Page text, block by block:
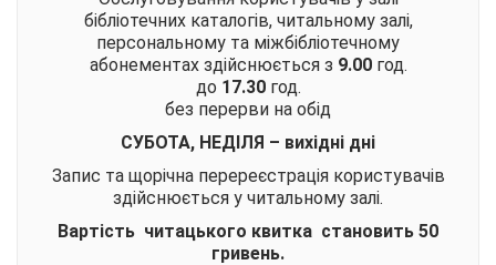
бібліотечних каталогів, читальному залі,
персональному та міжбібліотечному
абонементах здійснюється з 9.00год.
до 17.30год.
без перерви на обід
СУБОТА, НЕДІЛЯ – вихідні дні
Запис та щорічна перереєстрація користувачів
здійснюється у читальному залі.
Вартість читацького квитка становить 50
гривень.